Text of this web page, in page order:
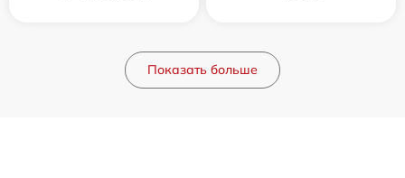
Показать больше